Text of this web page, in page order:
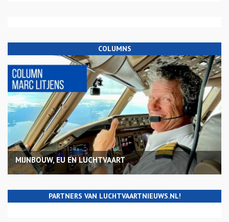
COLUMNS
MIJNBOUW, EU EN LUCHTVAART
PARTNERS VAN LUCHTVAARTNIEUWS.NL!